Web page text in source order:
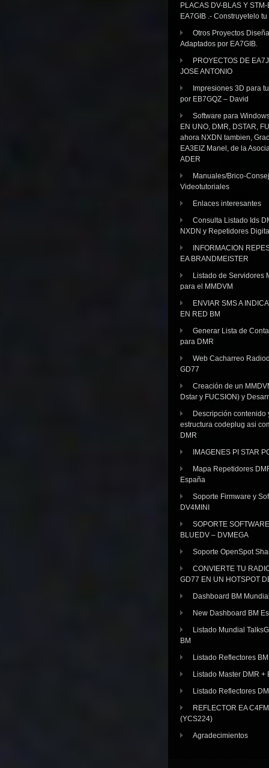
PLACAS DV-BLAS Y
EA7GIB .- Construyetelo
Otros Proyectos
Adaptados por EA7GIB.
PROYECTOS DE
JOSE ANTONIO
Impresiones 3D para
por EB7GQZ – David
Software para
EN UNO, DMR, DSTAR,
ahora NXDN tambien,
EA3EIZ Manel, de la
ADER
Manuales/Brico-
Videotutoriales
Enlaces interesantes
Consulta Listado Ids
NXDN y Repetidores
INFORMACION
EA BRANDMEISTER
Listado de Servidores
para el MMDVM
ENVIAR SMS A
EN RED BM
Generar Lista de
para DMR
Web Cacharreo
GD77
Creación de un
Dstar y FUCSION) y
Descripción contenido
estructura codeplug asi
DMR
IMAGENES PI STAR
Mapa Repetidores
España
Soporte Firmware y
DV4MINI
SOPORTE SOFTWARE
BLUEDV – DVMEGA
Soporte OpenSpot
CONVIERTE TU
GD77 EN UN HOTSPOT
Dashboard BM
New Dashboard BM
Listado Mundial
BM
Listado Reflectores BM
Listado Master DMR +
Listado Reflectores
REFLECTOR EA
(YCS224)
Agradecimientos